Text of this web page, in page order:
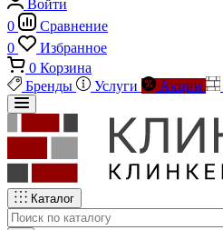
Войти
0
Сравнение
0
Избранное
0 Корзина
Бренды
Услуги Акции
Каталог